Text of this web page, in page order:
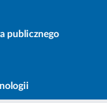
publicznego